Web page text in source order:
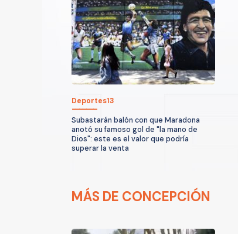
Deportes13
Subastarán balón con que Maradona
anotó su famoso gol de "la mano de
Dios": este es el valor que podría
superar la venta
MÁS DE CONCEPCIÓN